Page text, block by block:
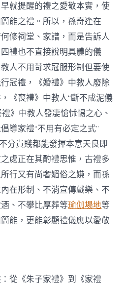
就提醒的禮之愛敬本實，使
能之禮。所以，孫奇逢在
修祠堂、家譜，而是告訴人
禮也不直接說明具體的儀
人不用苛求冠服形制但要使
冠禮，《婚禮》中教人廢除
《喪禮》中教人“斷不成泥儀
》中教人發凄愴怵惕之心、
導家禮“不用有必定之式”
分貴賤都能發揮本意天良即
處正在其酌禮思惟，古禮多
行又有尚奢媚俗之嫌，而孫
在形制、不消宣傳戲樂、不
、不攀比厚葬等瑜伽場地等
能，更能彰顯禮儀應以愛敬
從《朱子家禮》到《家禮